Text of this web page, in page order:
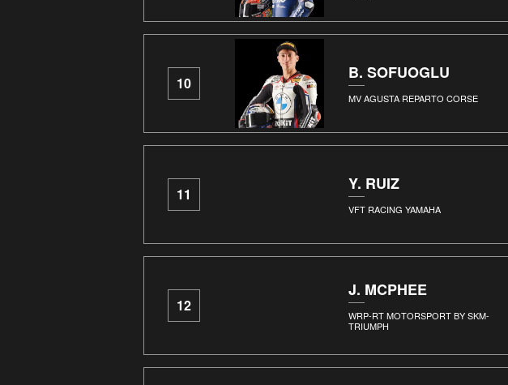
10
B. SOFUOGLU
MV AGUSTA REPARTO CORSE
11
Y. RUIZ
VFT RACING YAMAHA
12
J. MCPHEE
WRP-RT MOTORSPORT BY SKM-
TRIUMPH